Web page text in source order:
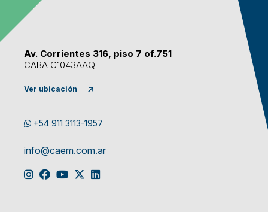
Av. Corrientes 316, piso 7 of.751
CABA C1043AAQ
Ver ubicación
+54 911 3113-1957
info@caem.com.ar